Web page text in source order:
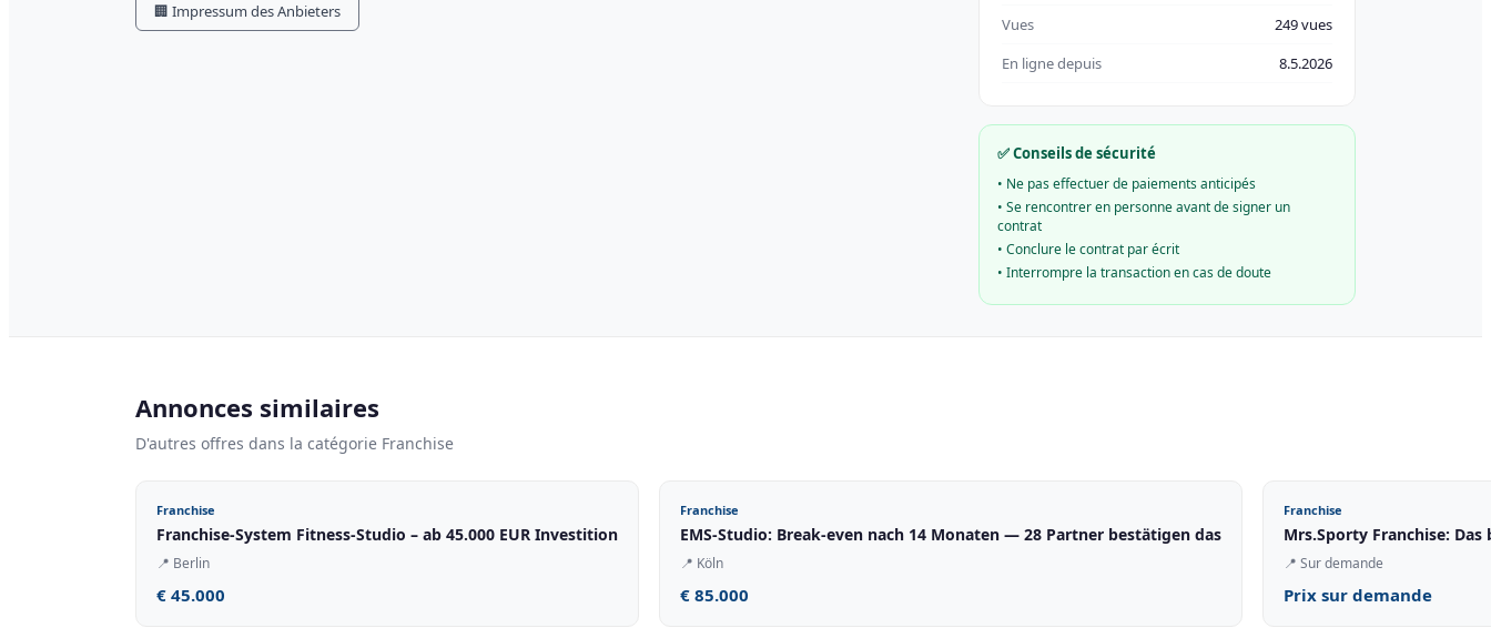
🏢 Impressum des Anbieters
Vues
249 vues
En ligne depuis
8.5.2026
✅ Conseils de sécurité
• Ne pas effectuer de paiements anticipés
• Se rencontrer en personne avant de signer un
contrat
• Conclure le contrat par écrit
• Interrompre la transaction en cas de doute
Annonces similaires
D'autres offres dans la catégorie Franchise
Franchise
Franchise-System Fitness-Studio – ab 45.000 EUR Investition
📍 Berlin
€ 45.000
Franchise
EMS-Studio: Break-even nach 14 Monaten — 28 Partner bestätigen das
📍 Köln
€ 85.000
Franchise
Mrs.Sporty Franchise:
📍 Sur demande
Prix sur demande